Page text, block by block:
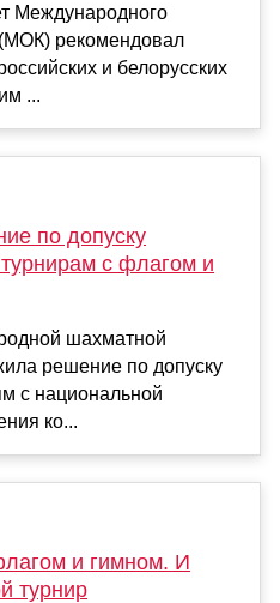
Международного
рекомендовал
и белорусских
...
по допуску
c флагом и
шахматной
решение по допуску
с национальной
ко...
и гимном. И
турнир